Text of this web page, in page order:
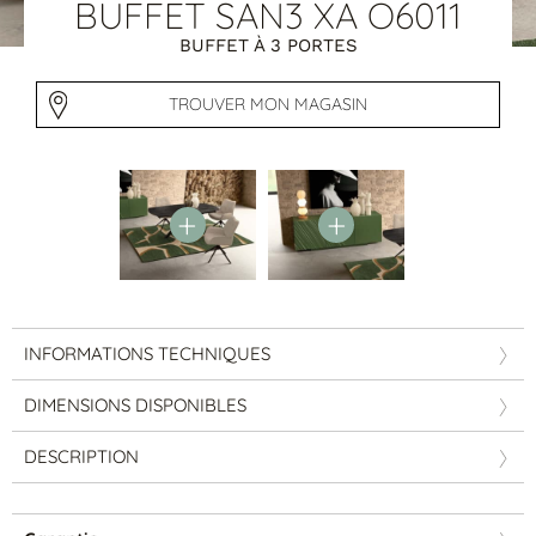
Tables repas
PAR STYLE
Contemporain
BUFFET SAN3 XA O6011
BUFFET À 3 PORTES
TROUVER MON MAGASIN
INFORMATIONS TECHNIQUES
DIMENSIONS DISPONIBLES
DESCRIPTION